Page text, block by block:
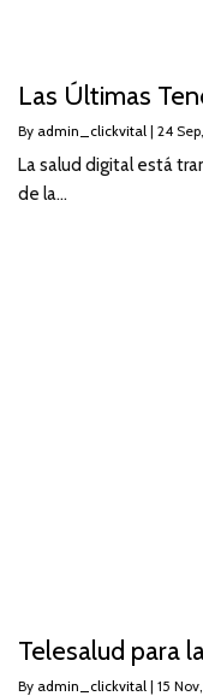
Las Últimas
By admin_clickvital | 24
La salud digital está
de la…
Telesalud para
By admin_clickvital | 15